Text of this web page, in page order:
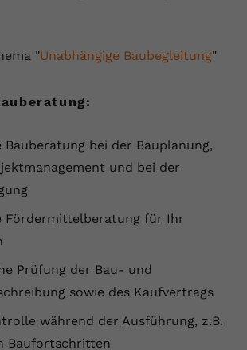
"Unabhängige Baubegleitung"
Bauberatung bei der Bauplanung,
und bei der
Fördermittelberatung für Ihr
Prüfung der Bau- und
sowie des Kaufvertrags
während der Ausführung, z.B.
Baufortschritten